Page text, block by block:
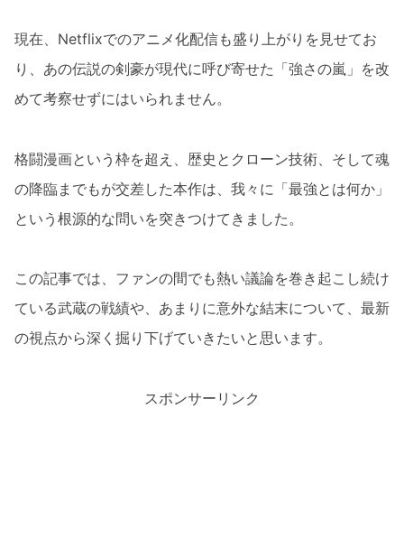
現在、Netflixでのアニメ化配信も盛り上がりを見せてお
り、あの伝説の剣豪が現代に呼び寄せた「強さの嵐」を改
めて考察せずにはいられません。
格闘漫画という枠を超え、歴史とクローン技術、そして魂
の降臨までもが交差した本作は、我々に「最強とは何か」
という根源的な問いを突きつけてきました。
この記事では、ファンの間でも熱い議論を巻き起こし続け
ている武蔵の戦績や、あまりに意外な結末について、最新
の視点から深く掘り下げていきたいと思います。
スポンサーリンク